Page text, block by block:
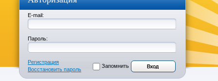
E-mail:
Пароль:
Регистрация
Восстановить пароль
Запомнить